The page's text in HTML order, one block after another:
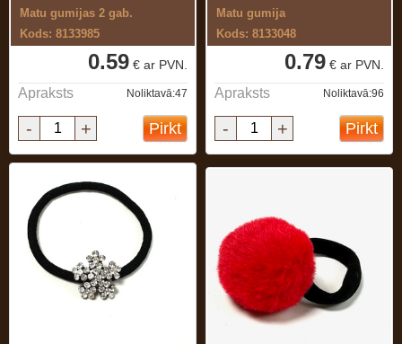
Matu gumijas 2 gab.
Kods: 8133985
0.59 € ar PVN.
Apraksts Noliktavā:47
- + Pirkt
Matu gumija
Kods: 8133048
0.79 € ar PVN.
Apraksts Noliktavā:96
- + Pirkt